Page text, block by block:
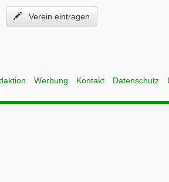
Verein eintragen
Werbung Kontakt Datenschutz